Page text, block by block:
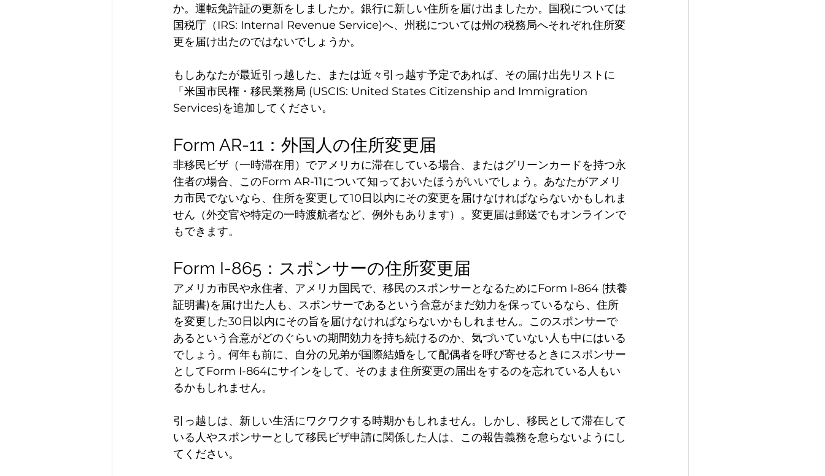
か。運転免許証の更新をしましたか。銀行に新しい住所を届け出ましたか。国税については
国税庁（IRS: Internal Revenue Service)へ、州税については州の税務局へそれぞれ住所変
更を届け出たのではないでしょうか。
もしあなたが最近引っ越した、または近々引っ越す予定であれば、その届け出先リストに
「米国市民権・移民業務局 (USCIS: United States Citizenship and Immigration
Services)を追加してください。
Form AR-11：外国人の住所変更届
非移民ビザ（一時滞在用）でアメリカに滞在している場合、またはグリーンカードを持つ永
住者の場合、このForm AR-11について知っておいたほうがいいでしょう。あなたがアメリ
カ市民でないなら、住所を変更して10日以内にその変更を届けなければならないかもしれま
せん（外交官や特定の一時渡航者など、例外もあります）。変更届は郵送でもオンラインで
もできます。
Form I-865：スポンサーの住所変更届
アメリカ市民や永住者、アメリカ国民で、移民のスポンサーとなるためにForm I-864 (扶養
証明書)を届け出た人も、スポンサーであるという合意がまだ効力を保っているなら、住所
を変更した30日以内にその旨を届けなければならないかもしれません。このスポンサーで
あるという合意がどのぐらいの期間効力を持ち続けるのか、気づいていない人も中にはいる
でしょう。何年も前に、自分の兄弟が国際結婚をして配偶者を呼び寄せるときにスポンサー
としてForm I-864にサインをして、そのまま住所変更の届出をするのを忘れている人もい
るかもしれません。
引っ越しは、新しい生活にワクワクする時期かもしれません。しかし、移民として滞在して
いる人やスポンサーとして移民ビザ申請に関係した人は、この報告義務を怠らないようにし
てください。